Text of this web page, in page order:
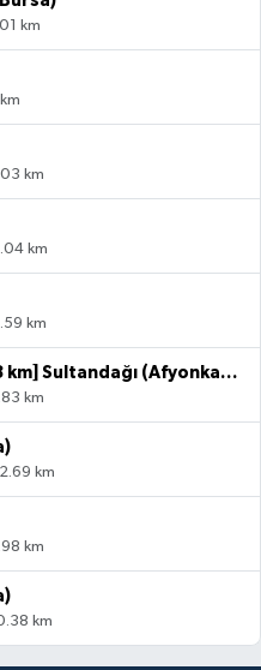
km
km
km
km
Akşehir Gölü - [02.73 km] Sultandağı (Afyonkarahisar)
km
km
km
km